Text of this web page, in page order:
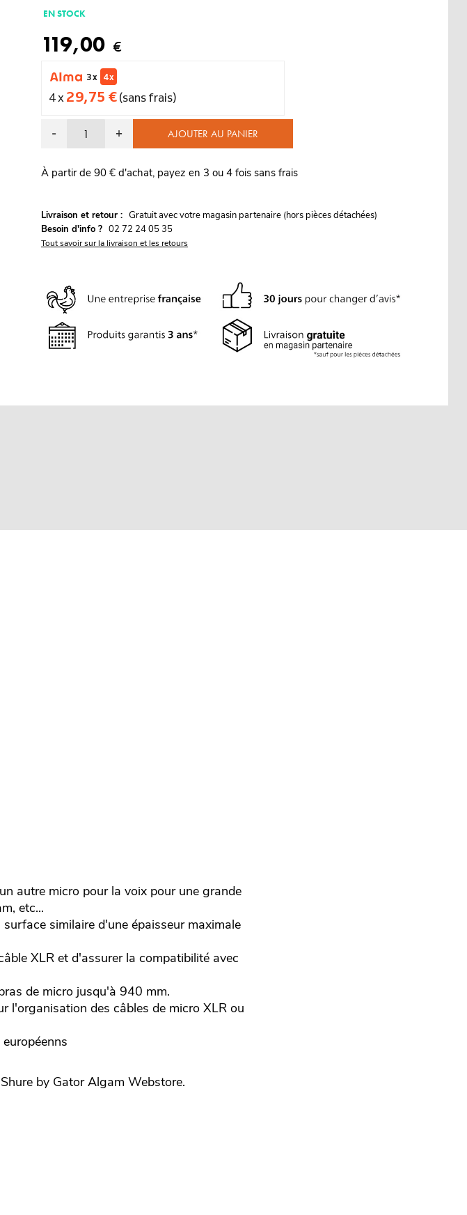
EN STOCK
119,00 €
3 x 4 x
4 x 29,75 €(sans frais)
- + AJOUTER AU PANIER
À partir de 90 € d'achat, payez en 3 ou 4 fois sans frais
Livraison et retour : Gratuit avec votre magasin partenaire (hors pièces détachées)
Besoin d'info ? 02 72 24 05 35
Tout savoir sur la livraison et les retours
autre micro pour la voix pour une grande
etc...
similaire d'une épaisseur maximale
XLR et d'assurer la compatibilité avec
de micro jusqu'à 940 mm.
l'organisation des câbles de micro XLR ou
Shure by GatorAlgam Webstore.